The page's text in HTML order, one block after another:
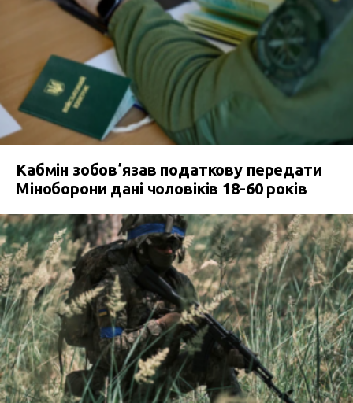
Кабмін зобовʼязав податкову передати
Міноборони дані чоловіків 18-60 років